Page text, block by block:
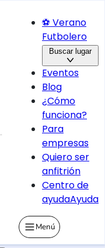
⚽ Verano
Futbolero
Buscar lugar
Eventos
Blog
¿Cómo
funciona?
Para
empresas
Quiero ser
anfitrión
Centro de
ayudaAyuda
Menú